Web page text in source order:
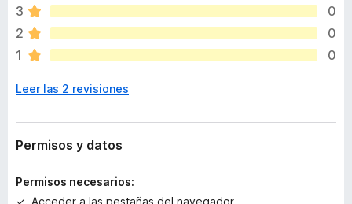
v
a
n
h
y
v
l
3
0
2
0
1
0
Leer las 2 revisiones
Permisos y datos
Permisos necesarios:
Acceder a las pestañas del navegador